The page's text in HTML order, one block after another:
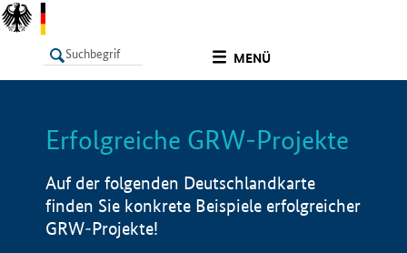
MENÜ
LISTE Info
Erfolgreiche GRW-Projekte
Auf der folgenden Deutschlandkarte
finden Sie konkrete Beispiele erfolgreicher
GRW-Projekte!